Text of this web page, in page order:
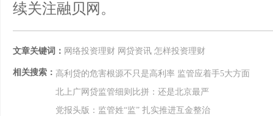
续关注融贝网。
文章关键词： 网络投资理财 网贷资讯 怎样投资理财
相关搜索： 高利贷的危害根源不只是高利率 监管应着手5大方面
北上广网贷监管细则比拼：还是北京最严
党报头版：监管姓“监” 扎实推进互金整治